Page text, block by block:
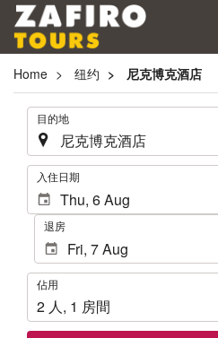
Home 纽约 尼克博克酒店
. 目的地
. 入住日期
退房
佔
用
佔用
2 人, 1 房間